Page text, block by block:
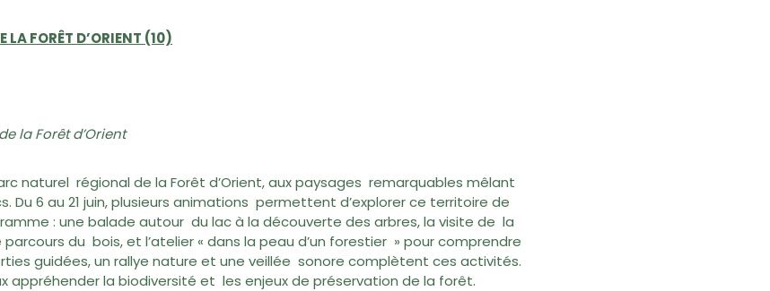
LA FORÊT D’ORIENT (10)
la Forêt d’Orient
naturel régional de la Forêt d’Orient, aux paysages remarquables mêlant
Du 6 au 21 juin, plusieurs animations permettent d’explorer ce territoire de
: une balade autour du lac à la découverte des arbres, la visite de la
du bois, et l’atelier « dans la peau d’un forestier » pour comprendre
guidées, un rallye nature et une veillée sonore complètent ces activités.
appréhender la biodiversité et les enjeux de préservation de la forêt.